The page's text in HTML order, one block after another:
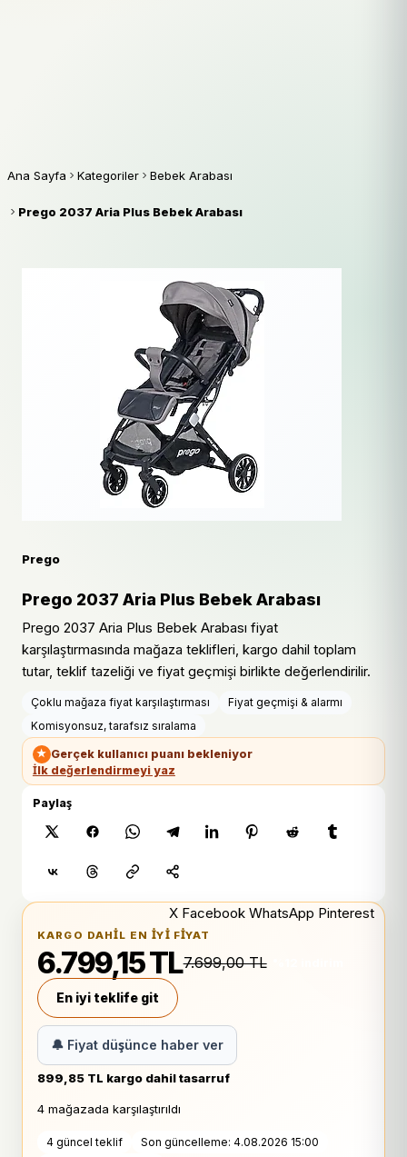
Ana Sayfa Kategoriler Bebek Arabası
Prego 2037 Aria Plus Bebek Arabası
Prego
Prego 2037 Aria Plus Bebek Arabası
Prego 2037 Aria Plus Bebek Arabası fiyat
karşılaştırmasında mağaza teklifleri, kargo dahil toplam
tutar, teklif tazeliği ve fiyat geçmişi birlikte değerlendirilir.
Çoklu mağaza fiyat karşılaştırması
Fiyat geçmişi & alarmı
Komisyonsuz, tarafsız sıralama
★ Gerçek kullanıcı puanı bekleniyor
İlk değerlendirmeyi yaz
Paylaş
X Facebook WhatsApp Pinterest
KARGO DAHIL EN IYI FIYAT
6.799,15 TL7.699,00 TL
En iyi teklife git
🔔 Fiyat düşünce haber ver
899,85 TL kargo dahil tasarruf
4 mağazada karşılaştırıldı
4 güncel teklif
Son güncelleme: 4.08.2026 15:00